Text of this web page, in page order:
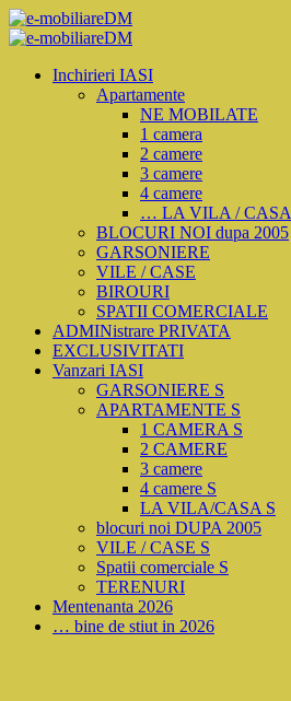
Inchirieri IASI
Apartamente
NE MOBILATE
1 camera
2 camere
3 camere
4 camere
… LA VILA / CASA
BLOCURI NOI dupa 2005
GARSONIERE
VILE / CASE
BIROURI
SPATII COMERCIALE
ADMINistrare PRIVATA
EXCLUSIVITATI
Vanzari IASI
GARSONIERE S
APARTAMENTE S
1 CAMERA S
2 CAMERE
3 camere
4 camere S
LA VILA/CASA S
blocuri noi DUPA 2005
VILE / CASE S
Spatii comerciale S
TERENURI
Mentenanta 2026
… bine de stiut in 2026